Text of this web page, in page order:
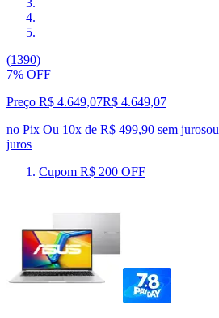
(1390)
7% OFF
Preço R$ 4.649,07R$ 4.649,07
no Pix Ou 10x de R$ 499,90 sem jurosou
juros
Cupom R$ 200 OFF